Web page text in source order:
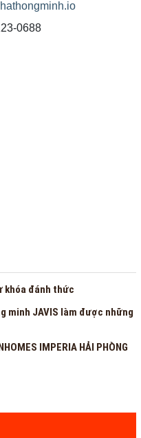
0688
khóa đánh thức
minh JAVIS làm được những
IMPERIA HẢI PHÒNG